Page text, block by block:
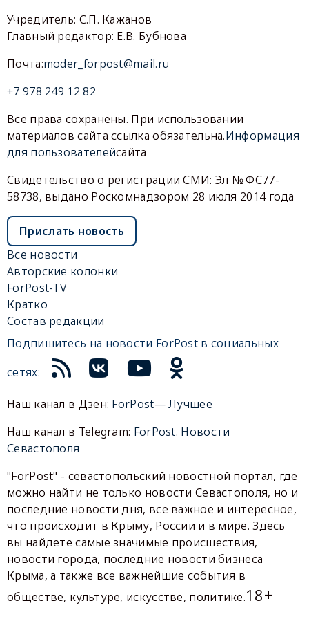
Учредитель: С.П. Кажанов
Главный редактор: Е.В. Бубнова
Почта:moder_forpost@mail.ru
+7 978 249 12 82
Все права сохранены. При использовании
материалов сайта ссылка обязательна.Информация
для пользователейсайта
Свидетельство о регистрации СМИ: Эл № ФС77-
58738, выдано Роскомнадзором 28 июля 2014 года
Прислать новость
Все новости
Авторские колонки
ForPost-TV
Кратко
Состав редакции
Подпишитесь на новости ForPost в социальных
сетях:
Наш канал в Дзен: ForPost— Лучшее
Наш канал в Telegram: ForPost. Новости
Севастополя
"ForPost" - севастопольский новостной портал, где
можно найти не только новости Севастополя, но и
последние новости дня, все важное и интересное,
что происходит в Крыму, России и в мире. Здесь
вы найдете самые значимые происшествия,
новости города, последние новости бизнеса
Крыма, а также все важнейшие события в
обществе, культуре, искусстве, политике.18+